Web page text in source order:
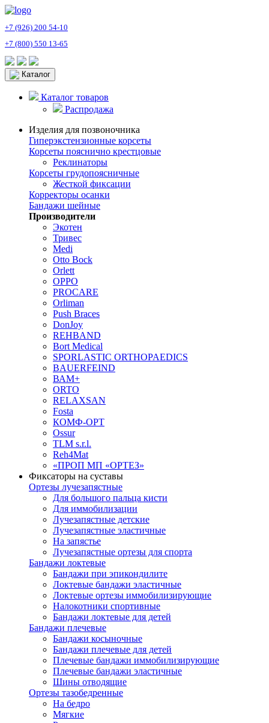
+7 (926) 200 54-10
+7 (800) 550 13-65
Каталог
Каталог товаров
Распродажа
Изделия для позвоночника
Гиперэкстензионные корсеты
Корсеты пояснично крестцовые
Реклинаторы
Корсеты грудопоясничные
Жесткой фиксации
Корректоры осанки
Бандажи шейные
Производители
Экотен
Тривес
Medi
Otto Bock
Orlett
OPPO
PROCARE
Orliman
Push Braces
DonJoy
REHBAND
Bort Medical
SPORLASTIC ORTHOPAEDICS
BAUERFEIND
ВАМ+
ORTO
RELAXSAN
Fosta
КОМФ-ОРТ
Ossur
TLM s.r.l.
Reh4Mat
«ПРОП МП «ОРТЕЗ»
Фиксаторы на суставы
Ортезы лучезапястные
Для большого пальца кисти
Для иммобилизации
Лучезапястные детские
Лучезапястные эластичные
На запястье
Лучезапястные ортезы для спорта
Бандажи локтевые
Бандажи при эпикондилите
Локтевые бандажи эластичные
Локтевые ортезы иммобилизирующие
Налокотники спортивные
Бандажи локтевые для детей
Бандажи плечевые
Бандажи косыночные
Бандажи плечевые для детей
Плечевые бандажи иммобилизирующие
Плечевые бандажи эластичные
Шины отводящие
Ортезы тазобедренные
На бедро
Мягкие